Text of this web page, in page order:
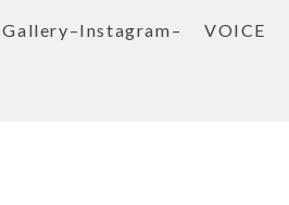
Gallery–Instagram– VOICE